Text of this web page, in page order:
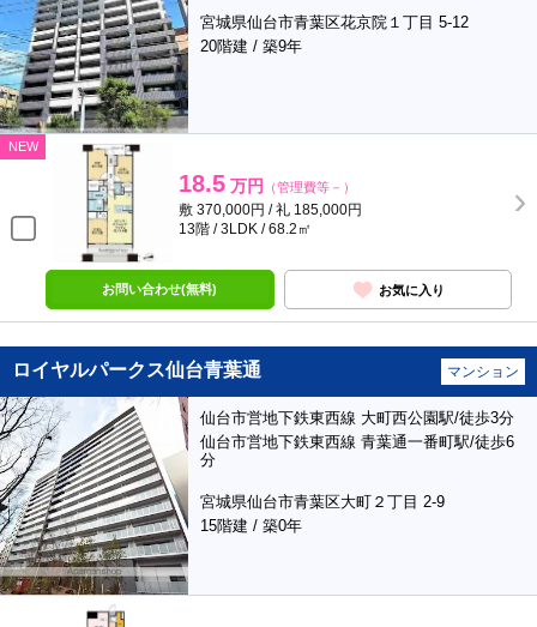
宮城県仙台市青葉区花京院１丁目 5-12
20階建 / 築9年
NEW
18.5 万円 （管理費等－）
敷 370,000円 / 礼 185,000円
13階 / 3LDK / 68.2㎡
お問い合わせ(無料) お気に入り
ロイヤルパークス仙台青葉通 マンション
仙台市営地下鉄東西線 大町西公園駅/徒歩3分
仙台市営地下鉄東西線 青葉通一番町駅/徒歩6
分
宮城県仙台市青葉区大町２丁目 2-9
15階建 / 築0年